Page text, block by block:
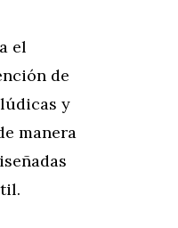
el
de
y
manera